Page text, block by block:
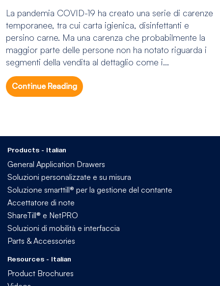
La pandemia COVID-19 ha creato una serie di carenze
temporanee, tra cui carta igienica, disinfettanti e
persino carne. Ma una carenza che probabilmente la
maggior parte delle persone non ha notato riguarda i
segmenti della vendita al dettaglio come i...
Continue Reading
Products - Italian
General Application Drawers
Soluzioni personalizzate e su misura
Soluzione smarttill® per la gestione del contante
Accettatore di note
ShareTill® e NetPRO
Soluzioni di mobilità e interfaccia
Parts & Accessories
Resources - Italian
Product Brochures